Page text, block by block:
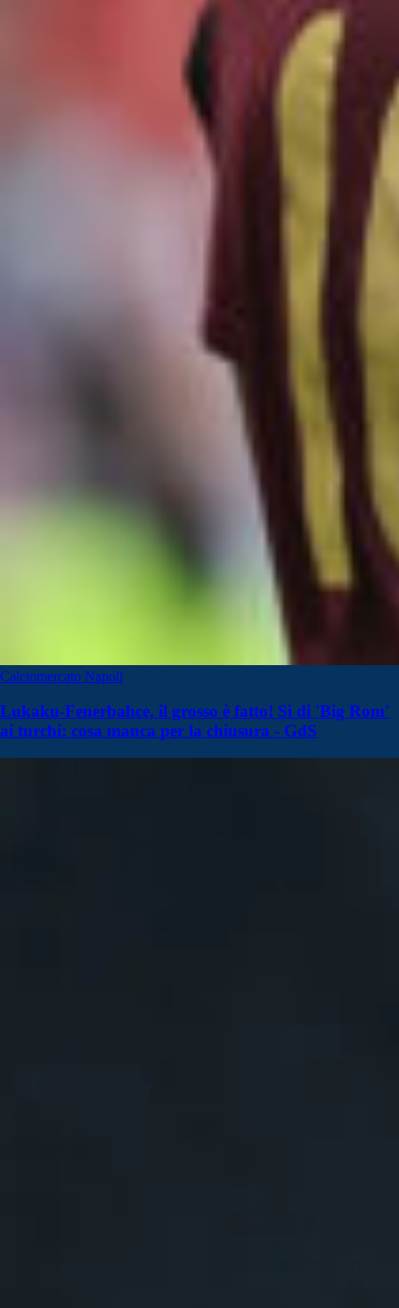
Calciomercato Napoli
Lukaku-Fenerbahce, il grosso è fatto! Sì di 'Big Rom'
ai turchi: cosa manca per la chiusura - GdS